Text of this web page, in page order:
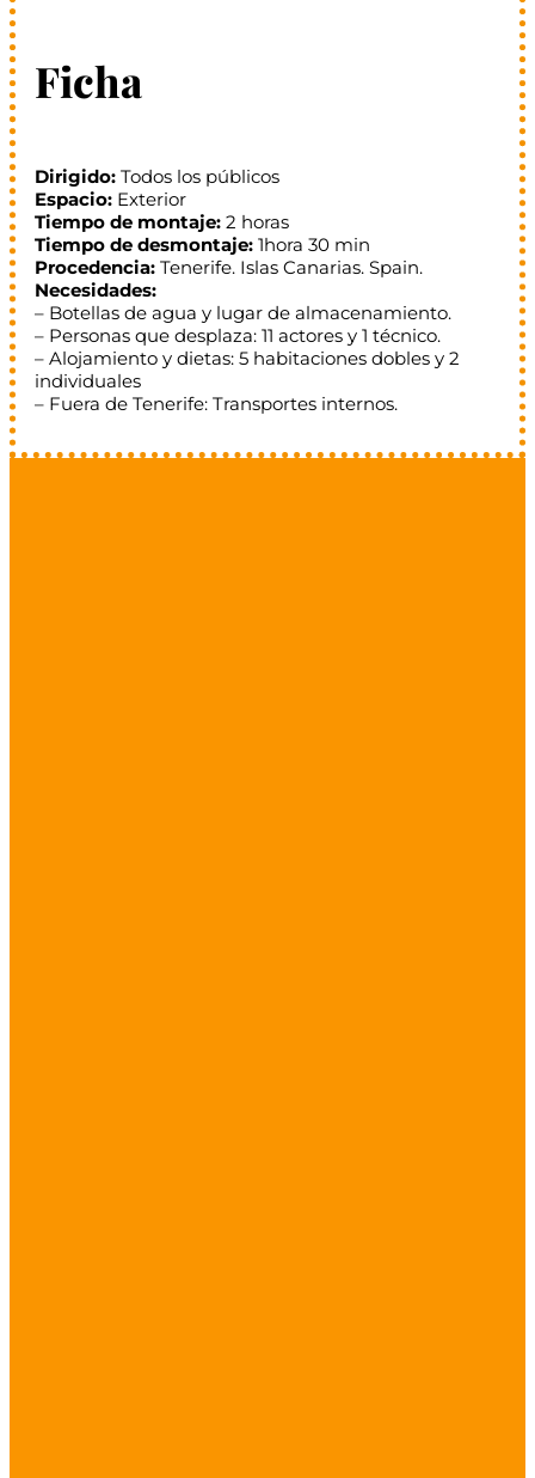
Ficha
Dirigido: Todos los públicos
Espacio: Exterior
Tiempo de montaje: 2 horas
Tiempo de desmontaje: 1hora 30 min
Procedencia: Tenerife. Islas Canarias. Spain.
Necesidades:
– Botellas de agua y lugar de almacenamiento.
– Personas que desplaza: 11 actores y 1 técnico.
– Alojamiento y dietas: 5 habitaciones dobles y 2
individuales
– Fuera de Tenerife: Transportes internos.